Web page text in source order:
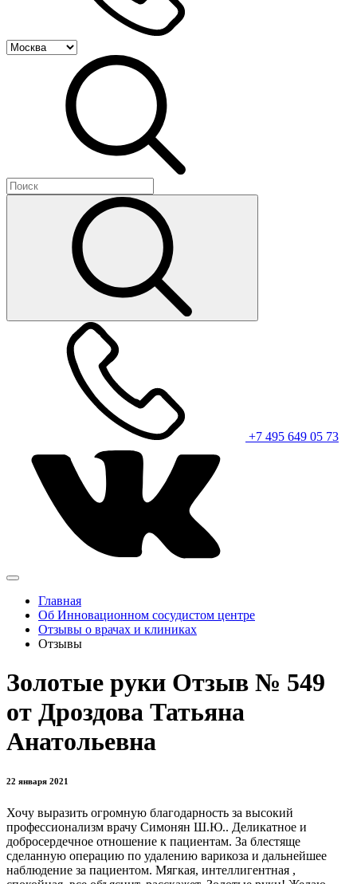
+7 495 649 05 73
Главная
Об Инновационном сосудистом центре
Отзывы о врачах и клиниках
Отзывы
Золотые руки Отзыв № 549
от Дроздова Татьяна
Анатольевна
22 января 2021
Хочу выразить огромную благодарность за высокий
профессионализм врачу Симонян Ш.Ю.. Деликатное и
добросердечное отношение к пациентам. За блестяще
сделанную операцию по удалению варикоза и дальнейшее
наблюдение за пациентом. Мягкая, интеллигентная ,